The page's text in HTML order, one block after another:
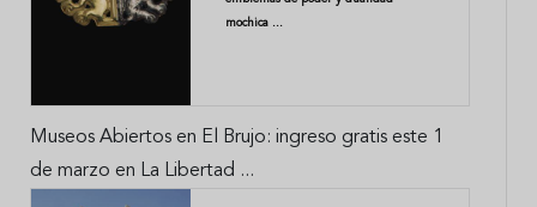
mochica ...
Museos Abiertos en El Brujo: ingreso gratis este 1
de marzo en La Libertad ...